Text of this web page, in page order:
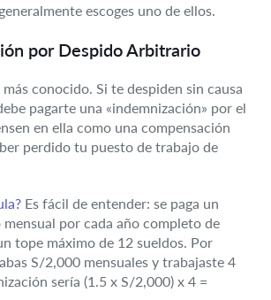
escoges uno de ellos.
por Despido Arbitrario
conocido. Si te despiden sin causa
pagarte una «indemnización» por el
en ella como una compensación
perdido tu puesto de trabajo de
Es fácil de entender: se paga un
por cada año completo de
tope máximo de 12 sueldos. Por
S/2,000 mensuales y trabajaste 4
sería (1.5 x S/2,000) x 4 =